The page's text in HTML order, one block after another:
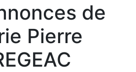
de
Pierre